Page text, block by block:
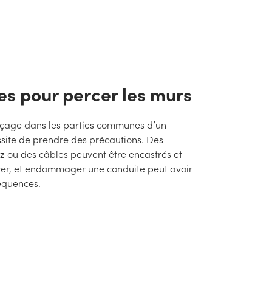
pour percer les murs
dans les parties communes d’un
de prendre des précautions. Des
ou des câbles peuvent être encastrés et
et endommager une conduite peut avoir